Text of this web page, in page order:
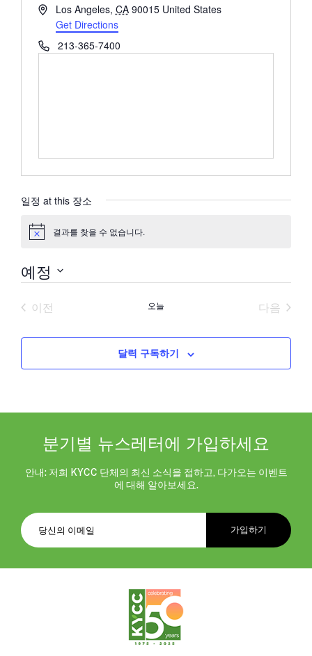
AddressLos Angeles, CA 90015 United States
Get Directions
Phone213-365-7400
일정 at this 장소
공
결과를 찾을 수 없습니다.
예정
를
택
이전
오늘
다음
달력 구독하기
분기별 뉴스레터에 가입하세요
안내: 저희 KYCC 단체의 최신 소식을 접하고, 다가오는 이벤트
에 대해 알아보세요.